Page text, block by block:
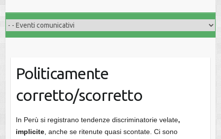
Politicamente
corretto/scorretto
In Perù si registrano tendenze discriminatorie velate,
implicite, anche se ritenute quasi scontate. Ci sono